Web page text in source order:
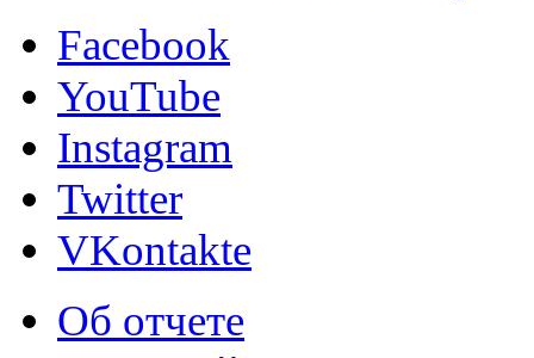
Facebook
YouTube
Instagram
Twitter
VKontakte
Об отчете